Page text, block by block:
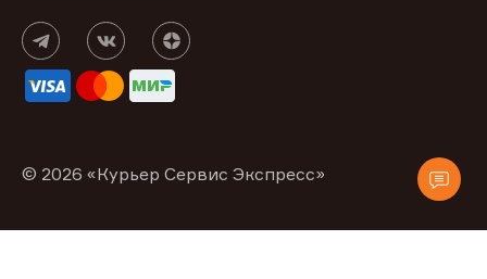
© 2026 «Курьер Сервис Экспресс»